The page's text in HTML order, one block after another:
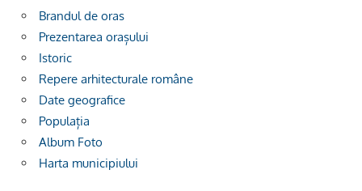
Brandul de oras
Prezentarea orașului
Istoric
Repere arhitecturale române
Date geografice
Populația
Album Foto
Harta municipiului